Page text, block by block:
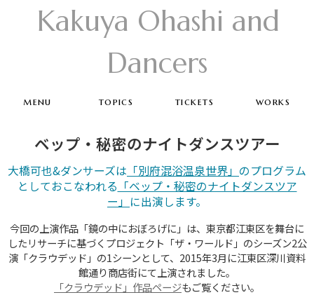
Kakuya Ohashi and
Dancers
menu topics tickets works
ベップ・秘密のナイトダンスツアー
大橋可也&ダンサーズは 「別府混浴温泉世界」 のプログラム
としておこなわれる 「ベップ・秘密のナイトダンスツア
ー」 に出演します。
今回の上演作品「鏡の中におぼろげに」は、東京都江東区を舞台に
したリサーチに基づくプロジェクト「ザ・ワールド」のシーズン2公
演「クラウデッド」の1シーンとして、2015年3月に江東区深川資料
館通り商店街にて上演されました。
「クラウデッド」作品ページもご覧ください。